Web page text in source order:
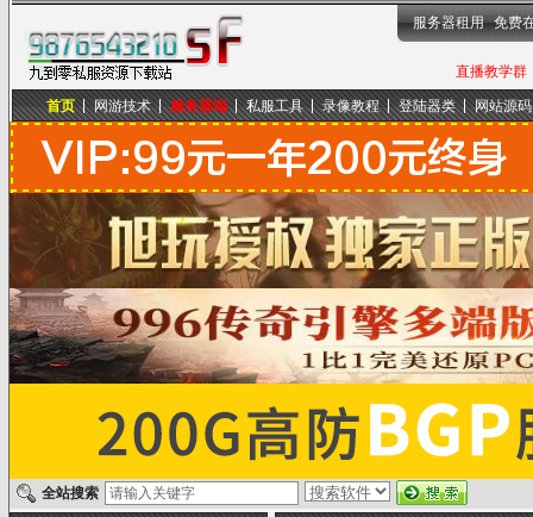
九到零私服资源下载站
直播教学群
服务器租用 免费
首页 网游技术 服务器端 私服工具 录像教程 登陆器类 网站源码
全站搜索